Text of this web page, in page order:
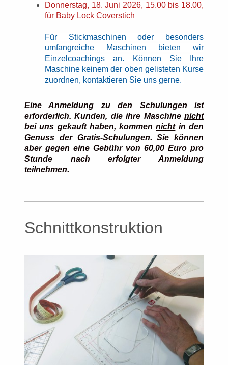
Donnerstag, 18. Juni 2026, 15.00 bis 18.00,
für Baby Lock Coverstich
Für Stickmaschinen oder besonders
umfangreiche Maschinen bieten wir
Einzelcoachings an.
Können Sie Ihre
Maschine keinem der oben gelisteten Kurse
zuordnen, kontaktieren Sie uns gerne.
Eine Anmeldung zu den Schulungen ist
erforderlich. Kunden, die ihre Maschine nicht
bei uns gekauft haben, kommennichtin den
Genuss der Gratis-Schulungen. Sie können
aber gegen eine Gebühr von 60,00 Euro pro
Stunde nach erfolgter Anmeldung
teilnehmen.
Schnittkonstruktion